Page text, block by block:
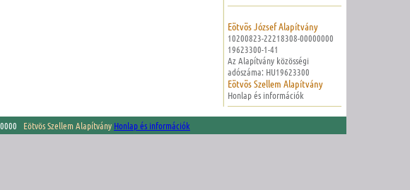
Eötvös József Alapítvány
10200823-22218308-00000000
19623300-1-41
Az Alapítvány közösségi
adószáma: HU19623300
Eötvös Szellem Alapítvány
Honlap és információk
Eötvös Szellem Alapítvány Honlap és információk